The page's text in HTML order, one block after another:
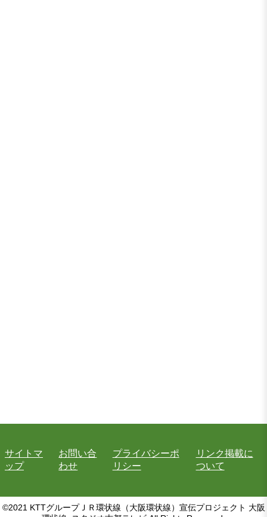
サイトマ
ップ
お問い合
わせ
プライバシーポ
リシー
リンク掲載に
ついて
©2021 KTTグループＪＲ環状線（大阪環状線）宣伝プロジェクト 大阪